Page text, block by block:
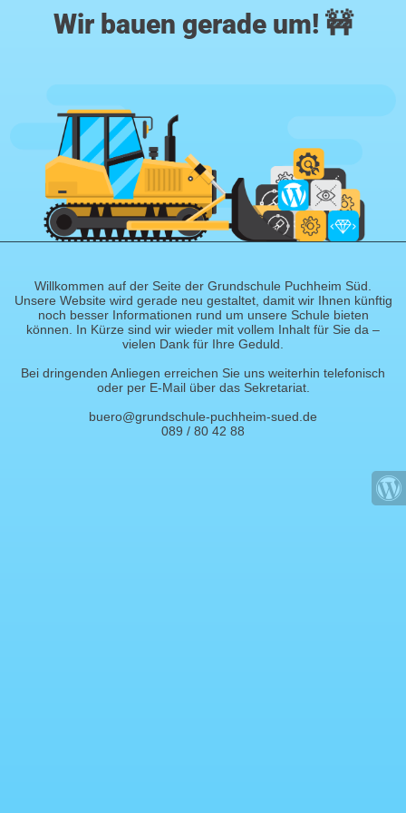
Wir bauen gerade um! 🚧
Willkommen auf der Seite der Grundschule Puchheim Süd.
Unsere Website wird gerade neu gestaltet, damit wir Ihnen künftig
noch besser Informationen rund um unsere Schule bieten
können. In Kürze sind wir wieder mit vollem Inhalt für Sie da –
vielen Dank für Ihre Geduld.
Bei dringenden Anliegen erreichen Sie uns weiterhin telefonisch
oder per E-Mail über das Sekretariat.
buero@grundschule-puchheim-sued.de
089 / 80 42 88